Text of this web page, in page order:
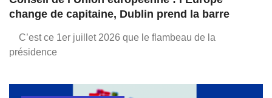
change de capitaine, Dublin prend la barre
C’est ce 1er juillet 2026 que le flambeau de la
présidence